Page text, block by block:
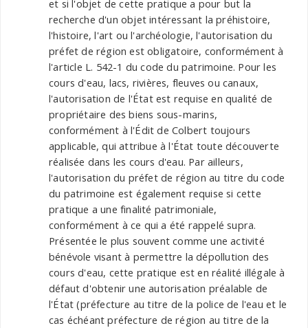
et si l'objet de cette pratique a pour but la
recherche d'un objet intéressant la préhistoire,
l'histoire, l'art ou l'archéologie, l'autorisation du
préfet de région est obligatoire, conformément à
l'article L. 542-1 du code du patrimoine. Pour les
cours d'eau, lacs, rivières, fleuves ou canaux,
l'autorisation de l'État est requise en qualité de
propriétaire des biens sous-marins,
conformément à l'Édit de Colbert toujours
applicable, qui attribue à l'État toute découverte
réalisée dans les cours d'eau. Par ailleurs,
l'autorisation du préfet de région au titre du code
du patrimoine est également requise si cette
pratique a une finalité patrimoniale,
conformément à ce qui a été rappelé supra.
Présentée le plus souvent comme une activité
bénévole visant à permettre la dépollution des
cours d'eau, cette pratique est en réalité illégale à
défaut d'obtenir une autorisation préalable de
l'État (préfecture au titre de la police de l'eau et le
cas échéant préfecture de région au titre de la